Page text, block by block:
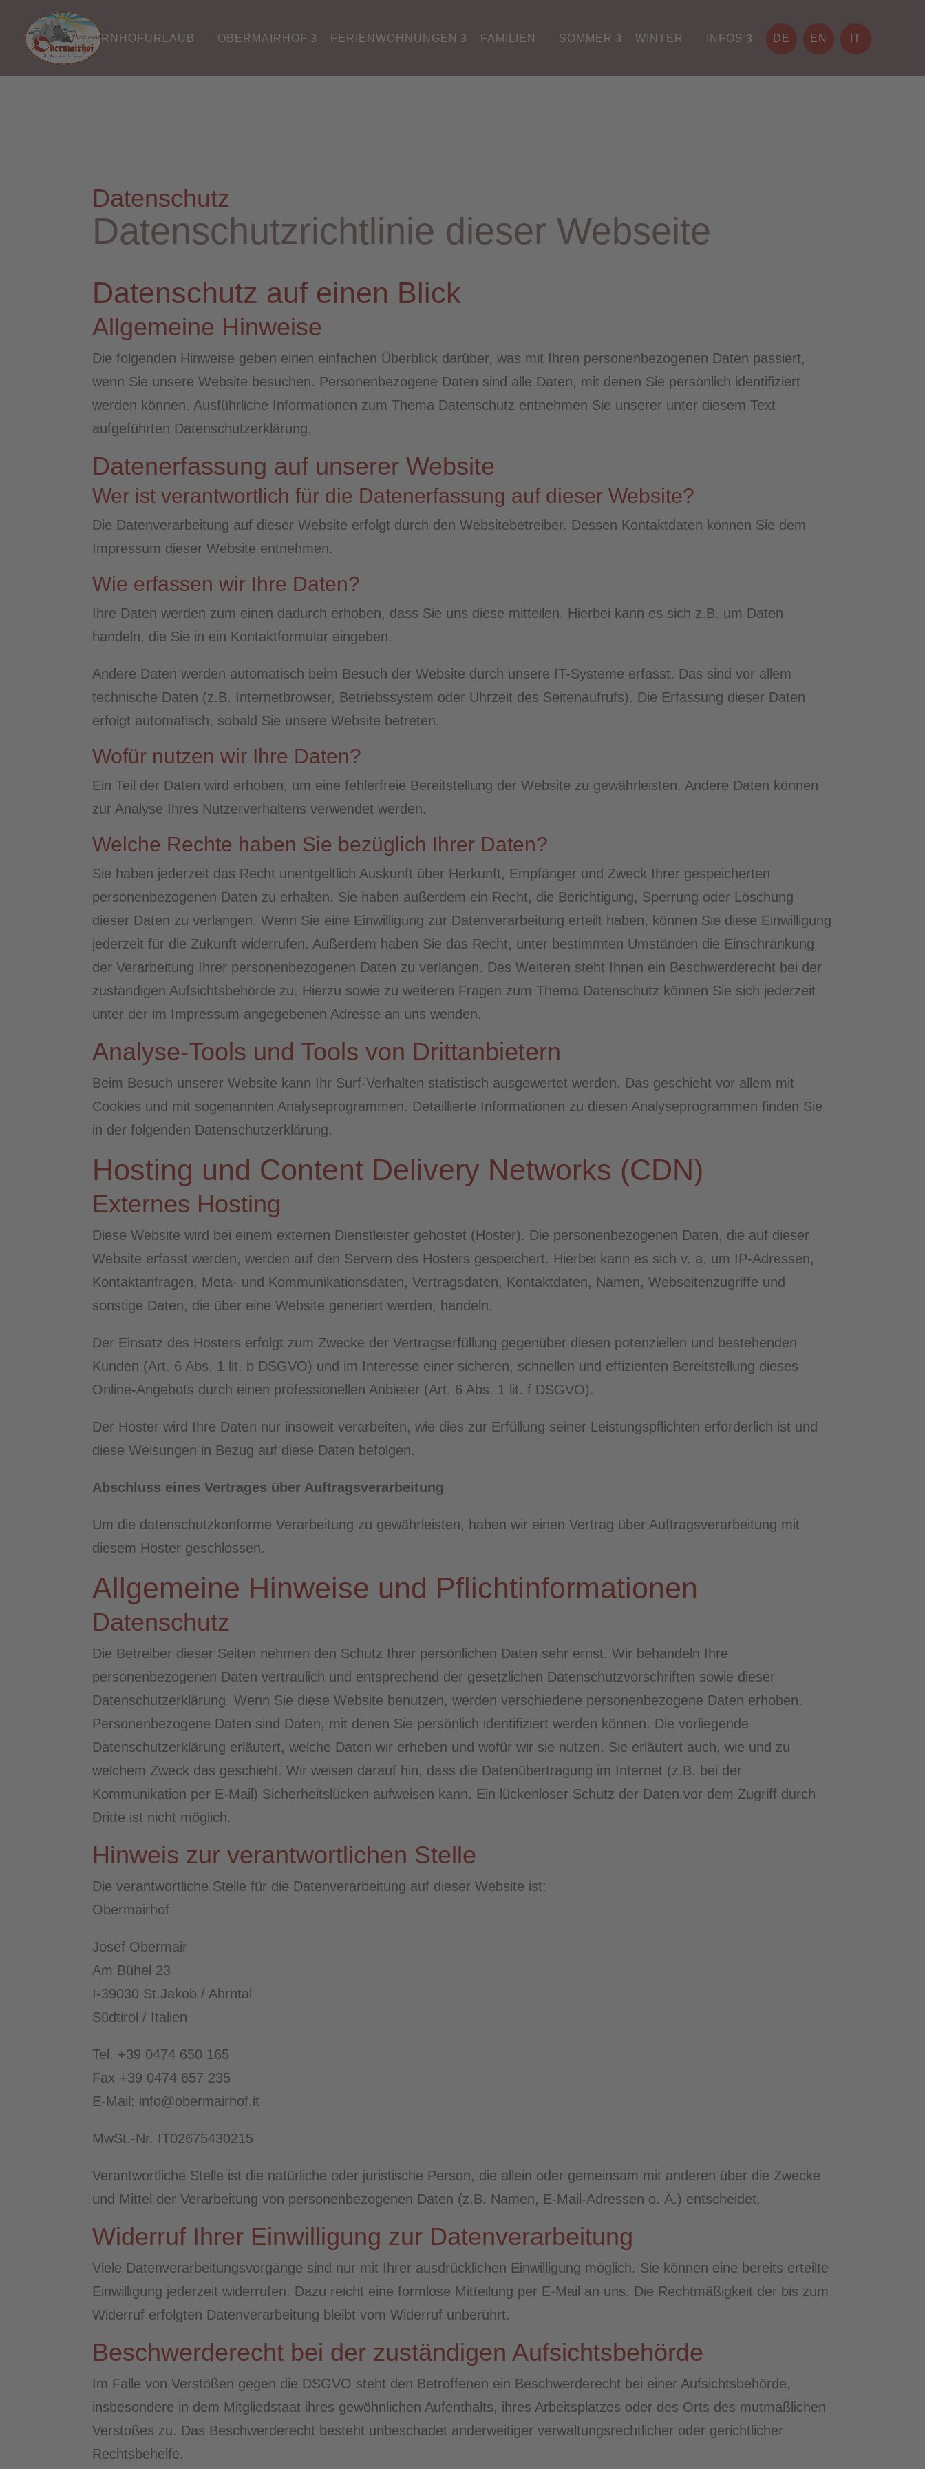
BAUERNHOFURLAUB OBERMAIRHOF FERIENWOHNUNGEN FAMILIEN SOMMER WINTER INFOS DE EN IT
Datenschutz
Datenschutzrichtlinie dieser Webseite
Datenschutz auf einen Blick
Allgemeine Hinweise
Die folgenden Hinweise geben einen einfachen Überblick darüber, was mit Ihren personenbezogenen Daten passiert,
wenn Sie unsere Website besuchen. Personenbezogene Daten sind alle Daten, mit denen Sie persönlich identifiziert
werden können. Ausführliche Informationen zum Thema Datenschutz entnehmen Sie unserer unter diesem Text
aufgeführten Datenschutzerklärung.
Datenerfassung auf unserer Website
Wer ist verantwortlich für die Datenerfassung auf dieser Website?
Die Datenverarbeitung auf dieser Website erfolgt durch den Websitebetreiber. Dessen Kontaktdaten können Sie dem
Impressum dieser Website entnehmen.
Wie erfassen wir Ihre Daten?
Ihre Daten werden zum einen dadurch erhoben, dass Sie uns diese mitteilen. Hierbei kann es sich z.B. um Daten
handeln, die Sie in ein Kontaktformular eingeben.
Andere Daten werden automatisch beim Besuch der Website durch unsere IT-Systeme erfasst. Das sind vor allem
technische Daten (z.B. Internetbrowser, Betriebssystem oder Uhrzeit des Seitenaufrufs). Die Erfassung dieser Daten
erfolgt automatisch, sobald Sie unsere Website betreten.
Wofür nutzen wir Ihre Daten?
Ein Teil der Daten wird erhoben, um eine fehlerfreie Bereitstellung der Website zu gewährleisten. Andere Daten können
zur Analyse Ihres Nutzerverhaltens verwendet werden.
Welche Rechte haben Sie bezüglich Ihrer Daten?
Sie haben jederzeit das Recht unentgeltlich Auskunft über Herkunft, Empfänger und Zweck Ihrer gespeicherten
personenbezogenen Daten zu erhalten. Sie haben außerdem ein Recht, die Berichtigung, Sperrung oder Löschung
dieser Daten zu verlangen. Wenn Sie eine Einwilligung zur Datenverarbeitung erteilt haben, können Sie diese Einwilligung
jederzeit für die Zukunft widerrufen. Außerdem haben Sie das Recht, unter bestimmten Umständen die Einschränkung
der Verarbeitung Ihrer personenbezogenen Daten zu verlangen. Des Weiteren steht Ihnen ein Beschwerderecht bei der
zuständigen Aufsichtsbehörde zu. Hierzu sowie zu weiteren Fragen zum Thema Datenschutz können Sie sich jederzeit
unter der im Impressum angegebenen Adresse an uns wenden.
Analyse-Tools und Tools von Drittanbietern
Beim Besuch unserer Website kann Ihr Surf-Verhalten statistisch ausgewertet werden. Das geschieht vor allem mit
Cookies und mit sogenannten Analyseprogrammen. Detaillierte Informationen zu diesen Analyseprogrammen finden Sie
in der folgenden Datenschutzerklärung.
Hosting und Content Delivery Networks (CDN)
Externes Hosting
Diese Website wird bei einem externen Dienstleister gehostet (Hoster). Die personenbezogenen Daten, die auf dieser
Website erfasst werden, werden auf den Servern des Hosters gespeichert. Hierbei kann es sich v. a. um IP-Adressen,
Kontaktanfragen, Meta- und Kommunikationsdaten, Vertragsdaten, Kontaktdaten, Namen, Webseitenzugriffe und
sonstige Daten, die über eine Website generiert werden, handeln.
Der Einsatz des Hosters erfolgt zum Zwecke der Vertragserfüllung gegenüber diesen potenziellen und bestehenden
Kunden (Art. 6 Abs. 1 lit. b DSGVO) und im Interesse einer sicheren, schnellen und effizienten Bereitstellung dieses
Online-Angebots durch einen professionellen Anbieter (Art. 6 Abs. 1 lit. f DSGVO).
Der Hoster wird Ihre Daten nur insoweit verarbeiten, wie dies zur Erfüllung seiner Leistungspflichten erforderlich ist und
diese Weisungen in Bezug auf diese Daten befolgen.
Abschluss eines Vertrages über Auftragsverarbeitung
Um die datenschutzkonforme Verarbeitung zu gewährleisten, haben wir einen Vertrag über Auftragsverarbeitung mit
diesem Hoster geschlossen.
Allgemeine Hinweise und Pflichtinformationen
Datenschutz
Die Betreiber dieser Seiten nehmen den Schutz Ihrer persönlichen Daten sehr ernst. Wir behandeln Ihre
personenbezogenen Daten vertraulich und entsprechend der gesetzlichen Datenschutzvorschriften sowie dieser
Datenschutzerklärung. Wenn Sie diese Website benutzen, werden verschiedene personenbezogene Daten erhoben.
Personenbezogene Daten sind Daten, mit denen Sie persönlich identifiziert werden können. Die vorliegende
Datenschutzerklärung erläutert, welche Daten wir erheben und wofür wir sie nutzen. Sie erläutert auch, wie und zu
welchem Zweck das geschieht. Wir weisen darauf hin, dass die Datenübertragung im Internet (z.B. bei der
Kommunikation per E-Mail) Sicherheitslücken aufweisen kann. Ein lückenloser Schutz der Daten vor dem Zugriff durch
Dritte ist nicht möglich.
Hinweis zur verantwortlichen Stelle
Die verantwortliche Stelle für die Datenverarbeitung auf dieser Website ist:
Obermairhof
Josef Obermair
Am Bühel 23
I-39030 St.Jakob / Ahrntal
Südtirol / Italien
Tel. +39 0474 650 165
Fax +39 0474 657 235
E-Mail: info@obermairhof.it
MwSt.-Nr. IT02675430215
Verantwortliche Stelle ist die natürliche oder juristische Person, die allein oder gemeinsam mit anderen über die Zwecke
und Mittel der Verarbeitung von personenbezogenen Daten (z.B. Namen, E-Mail-Adressen o. Ä.) entscheidet.
Widerruf Ihrer Einwilligung zur Datenverarbeitung
Viele Datenverarbeitungsvorgänge sind nur mit Ihrer ausdrücklichen Einwilligung möglich. Sie können eine bereits erteilte
Einwilligung jederzeit widerrufen. Dazu reicht eine formlose Mitteilung per E-Mail an uns. Die Rechtmäßigkeit der bis zum
Widerruf erfolgten Datenverarbeitung bleibt vom Widerruf unberührt.
Beschwerderecht bei der zuständigen Aufsichtsbehörde
Im Falle von Verstößen gegen die DSGVO steht den Betroffenen ein Beschwerderecht bei einer Aufsichtsbehörde,
insbesondere in dem Mitgliedstaat ihres gewöhnlichen Aufenthalts, ihres Arbeitsplatzes oder des Orts des mutmaßlichen
Verstoßes zu. Das Beschwerderecht besteht unbeschadet anderweitiger verwaltungsrechtlicher oder gerichtlicher
Rechtsbehelfe.